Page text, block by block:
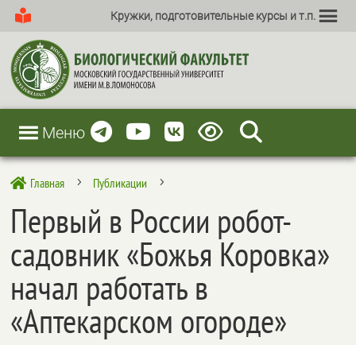
Кружки, подготовительные курсы и т.п.
Меню
 Главная 5 Публикации 5
Первый в России робот-
садовник «Божья Коровка»
начал работать в
«Аптекарском огороде»